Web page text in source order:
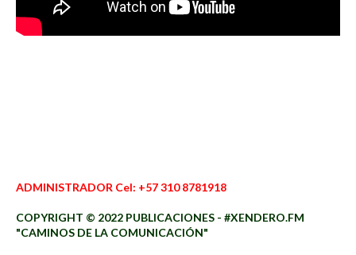
ADMINISTRADOR Cel: +57 310 8781918
COPYRIGHT © 2022 PUBLICACIONES - #XENDERO.FM
"CAMINOS DE LA COMUNICACIÓN"